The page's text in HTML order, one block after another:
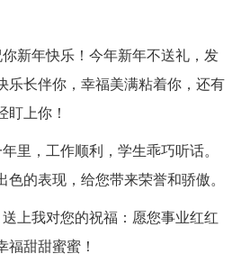
新年快乐！今年新年不送礼，发
乐长伴你，幸福美满粘着你，还有
上你！
里，工作顺利，学生乖巧听话。
的表现，给您带来荣誉和骄傲。
上我对您的祝福：愿您事业红红
福甜甜蜜蜜！